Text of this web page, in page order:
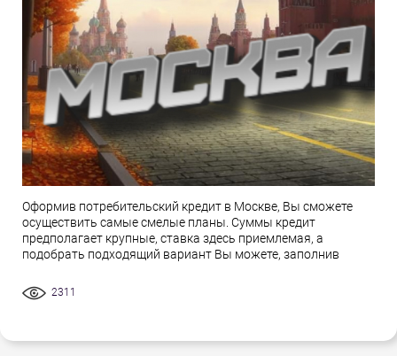
Оформив потребительский кредит в Москве, Вы сможете
осуществить самые смелые планы. Суммы кредит
предполагает крупные, ставка здесь приемлемая, а
подобрать подходящий вариант Вы можете, заполнив
2311